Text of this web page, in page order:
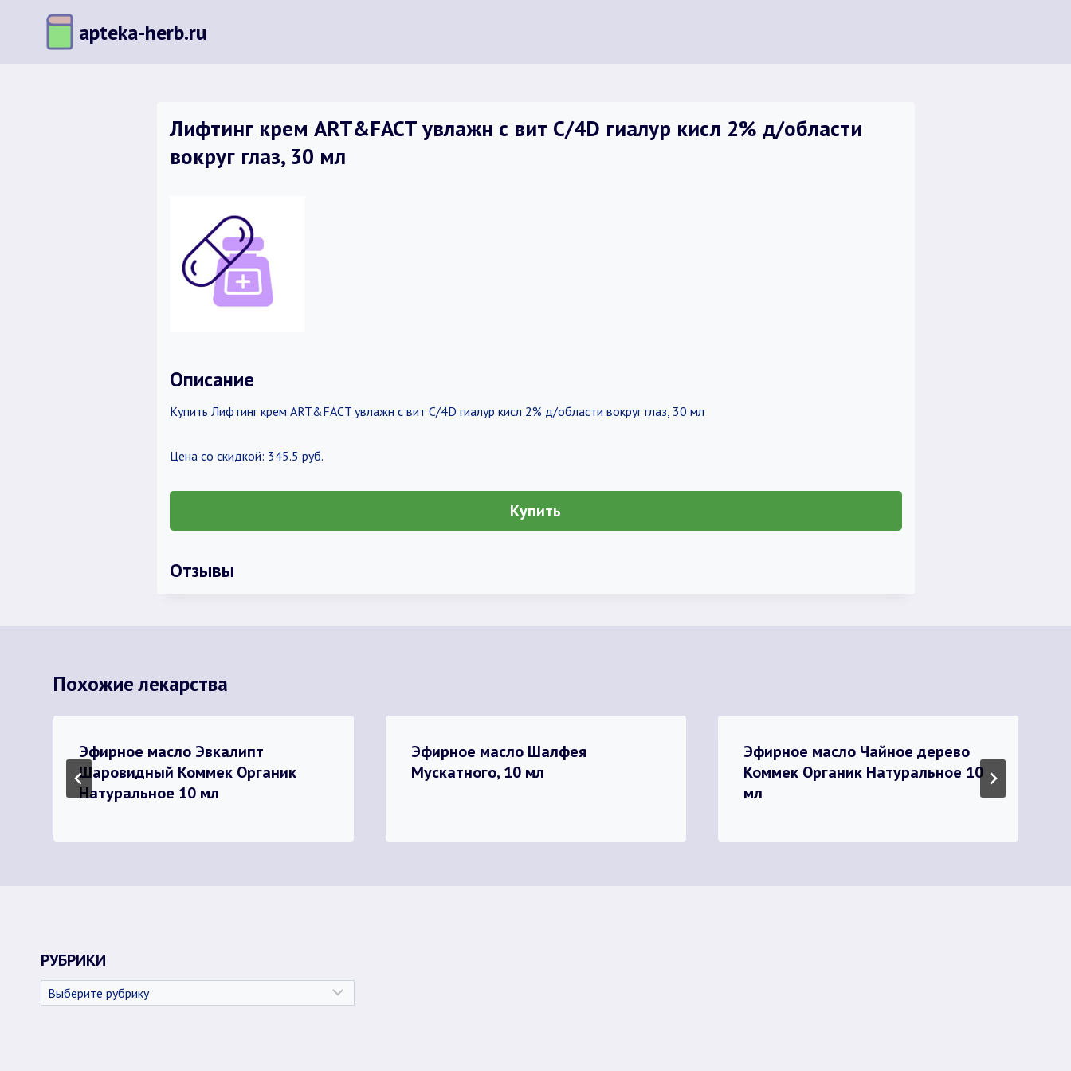
содержимому
apteka-herb.ru
Лифтинг крем ART&FACT увлажн с вит С/4D гиалур кисл 2% д/области
вокруг глаз, 30 мл
Описание
Купить Лифтинг крем ART&FACT увлажн с вит С/4D гиалур кисл 2% д/области вокруг глаз, 30 мл
Цена со скидкой: 345.5 руб.
Купить
Отзывы
Похожие лекарства
Эфирное масло Эвкалипт
Шаровидный Коммек Органик
Натуральное 10 мл
Эфирное масло Шалфея
Мускатного, 10 мл
Эфирное масло Чайное дерево
Коммек Органик Натуральное 10
мл
РУБРИКИ
Рубрики